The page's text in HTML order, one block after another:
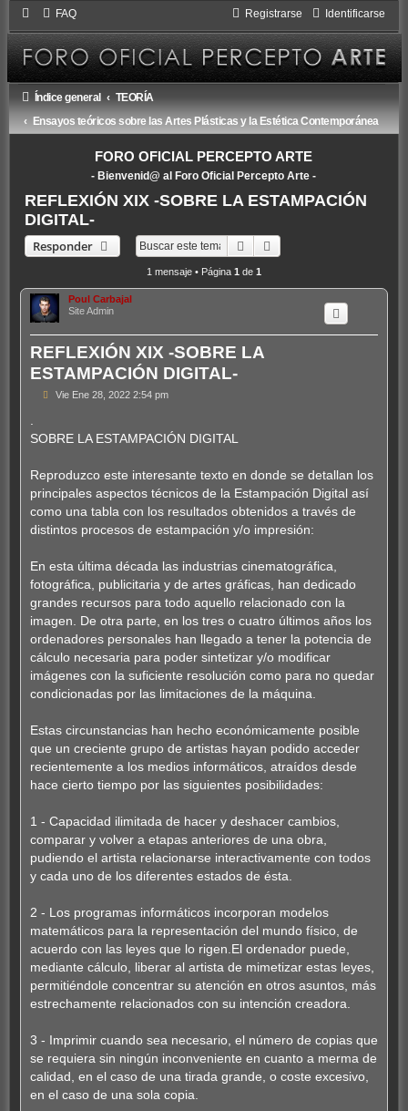
FAQ Identificarse
Registrarse
Índice general
TEORÍA
Ensayos teóricos sobre las Artes Plásticas y la Estética Contemporánea
FORO OFICIAL PERCEPTO ARTE
- Bienvenid@ al Foro Oficial Percepto Arte -
REFLEXIÓN XIX -SOBRE LA ESTAMPACIÓN
DIGITAL-
Responder Buscar
1 mensaje • Página 1 de 1
Poul Carbajal
Site Admin
REFLEXIÓN XIX -SOBRE LA
ESTAMPACIÓN DIGITAL-
M
a
Vie Ene 28, 2022 2:54 pm
.
SOBRE LA ESTAMPACIÓN DIGITAL
Reproduzco este interesante texto en donde se detallan los
principales aspectos técnicos de la Estampación Digital así
como una tabla con los resultados obtenidos a través de
distintos procesos de estampación y/o impresión:
En esta última década las industrias cinematográfica,
fotográfica, publicitaria y de artes gráficas, han dedicado
grandes recursos para todo aquello relacionado con la
imagen. De otra parte, en los tres o cuatro últimos años los
ordenadores personales han llegado a tener la potencia de
cálculo necesaria para poder sintetizar y/o modificar
imágenes con la suficiente resolución como para no quedar
condicionadas por las limitaciones de la máquina.
Estas circunstancias han hecho económicamente posible
que un creciente grupo de artistas hayan podido acceder
recientemente a los medios informáticos, atraídos desde
hace cierto tiempo por las siguientes posibilidades:
1 - Capacidad ilimitada de hacer y deshacer cambios,
comparar y volver a etapas anteriores de una obra,
pudiendo el artista relacionarse interactivamente con todos
y cada uno de los diferentes estados de ésta.
2 - Los programas informáticos incorporan modelos
matemáticos para la representación del mundo físico, de
acuerdo con las leyes que lo rigen.El ordenador puede,
mediante cálculo, liberar al artista de mimetizar estas leyes,
permitiéndole concentrar su atención en otros asuntos, más
estrechamente relacionados con su intención creadora.
3 - Imprimir cuando sea necesario, el número de copias que
se requiera sin ningún inconveniente en cuanto a merma de
calidad, en el caso de una tirada grande, o coste excesivo,
en el caso de una sola copia.